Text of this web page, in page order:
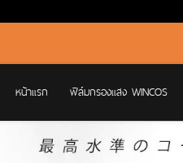
หน้าแรก ฟิล์มกรองแสง WINCOS